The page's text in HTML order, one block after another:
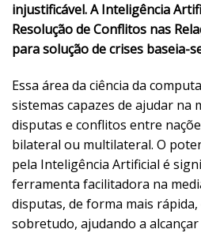
injustificável. A Inteligência
Resolução de Conflitos nas
para solução de crises baseia-
Essa área da ciência da
sistemas capazes de ajudar na
disputas e conflitos entre
bilateral ou multilateral. O
pela Inteligência Artificial é
ferramenta facilitadora na
disputas, de forma mais rápida,
sobretudo, ajudando a